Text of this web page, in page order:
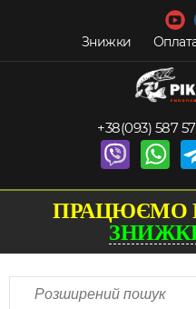
Знижки
+38(093) 587
ПРАЦЮЄМО